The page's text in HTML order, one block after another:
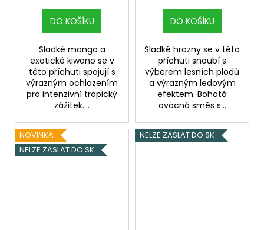
DO KOŠÍKU
Sladké mango a
exotické kiwano se v
této příchuti spojují s
výrazným ochlazením
pro intenzivní tropický
zážitek....
DO KOŠÍKU
Sladké hrozny se v této
příchuti snoubí s
výběrem lesních plodů
a výrazným ledovým
efektem. Bohatá
ovocná směs s...
NOVINKA
NELZE ZASLAT DO SK
NELZE ZASLAT DO SK